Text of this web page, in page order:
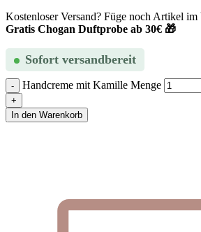
Kostenloser Versand? Füge noch Artikel im
Gratis Chogan Duftprobe ab 30€ 🎁
Sofort versandbereit
Handcreme mit Kamille Menge
In den Warenkorb